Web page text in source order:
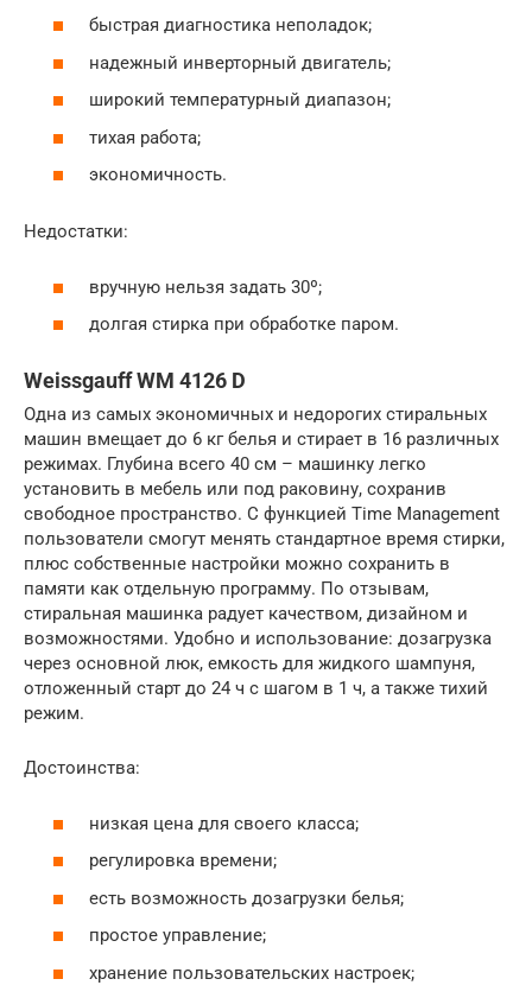
быстрая диагностика неполадок;
надежный инверторный двигатель;
широкий температурный диапазон;
тихая работа;
экономичность.
Недостатки:
вручную нельзя задать 30º;
долгая стирка при обработке паром.
Weissgauff WM 4126 D
Одна из самых экономичных и недорогих стиральных
машин вмещает до 6 кг белья и стирает в 16 различных
режимах. Глубина всего 40 см – машинку легко
установить в мебель или под раковину, сохранив
свободное пространство. С функцией Time Management
пользователи смогут менять стандартное время стирки,
плюс собственные настройки можно сохранить в
памяти как отдельную программу. По отзывам,
стиральная машинка радует качеством, дизайном и
возможностями. Удобно и использование: дозагрузка
через основной люк, емкость для жидкого шампуня,
отложенный старт до 24 ч с шагом в 1 ч, а также тихий
режим.
Достоинства:
низкая цена для своего класса;
регулировка времени;
есть возможность дозагрузки белья;
простое управление;
хранение пользовательских настроек;